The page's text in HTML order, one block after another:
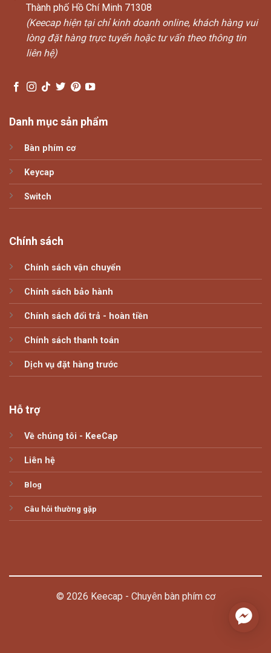
Thành phố Hồ Chí Minh 71308
(Keecap hiện tại chỉ kinh doanh online, khách hàng vui
lòng đặt hàng trực tuyến hoặc tư vấn theo thông tin
liên hệ)
Danh mục sản phẩm
Bàn phím cơ
Keycap
Switch
Chính sách
Chính sách vận chuyển
Chính sách bảo hành
Chính sách đổi trả - hoàn tiền
Chính sách thanh toán
Dịch vụ đặt hàng trước
Hỗ trợ
Về chúng tôi - KeeCap
Liên hệ
Blog
Câu hỏi thường gặp
© 2026 Keecap - Chuyên bàn phím cơ